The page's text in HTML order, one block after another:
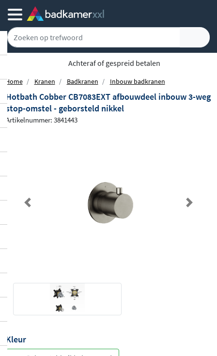
Achteraf of gespreid betalen
Home Kranen Badkranen Inbouw badkranen
Hotbath Cobber CB7083EXT afbouwdeel inbouw 3-weg
stop-omstel - geborsteld nikkel
Artikelnummer: 3841443
Previous Next
Kleur